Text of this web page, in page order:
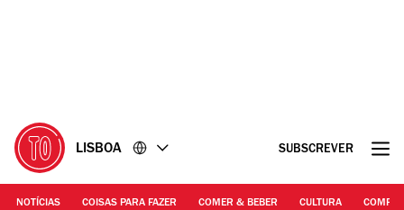
LISBOA SUBSCREVER
NOTÍCIAS COISAS PARA FAZER COMER & BEBER CULTURA